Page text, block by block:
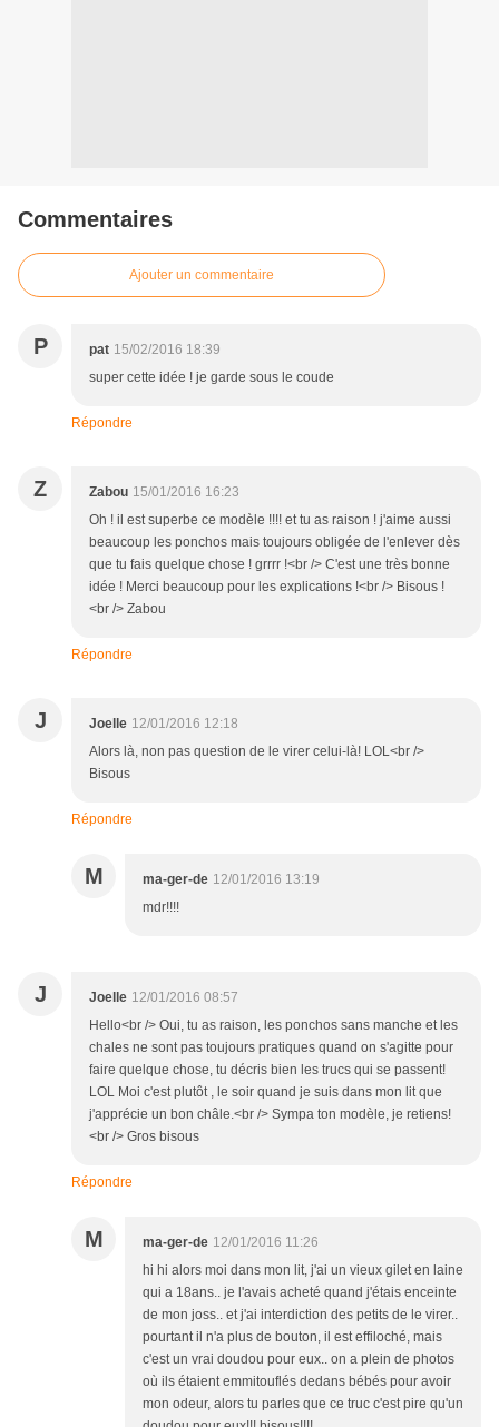
Commentaires
Ajouter un commentaire
P pat 15/02/2016 18:39
super cette idée ! je garde sous le coude
Répondre
Z Zabou 15/01/2016 16:23
Oh ! il est superbe ce modèle !!!! et tu as raison ! j'aime aussi
beaucoup les ponchos mais toujours obligée de l'enlever dès
que tu fais quelque chose ! grrrr !<br /> C'est une très bonne
idée ! Merci beaucoup pour les explications !<br /> Bisous !
<br /> Zabou
Répondre
J Joelle 12/01/2016 12:18
Alors là, non pas question de le virer celui-là! LOL<br />
Bisous
Répondre
M ma-ger-de 12/01/2016 13:19
mdr!!!!
J Joelle 12/01/2016 08:57
Hello<br /> Oui, tu as raison, les ponchos sans manche et les
chales ne sont pas toujours pratiques quand on s'agitte pour
faire quelque chose, tu décris bien les trucs qui se passent!
LOL Moi c'est plutôt , le soir quand je suis dans mon lit que
j'apprécie un bon châle.<br /> Sympa ton modèle, je retiens!
<br /> Gros bisous
Répondre
M ma-ger-de 12/01/2016 11:26
hi hi alors moi dans mon lit, j'ai un vieux gilet en laine
qui a 18ans.. je l'avais acheté quand j'étais enceinte
de mon joss.. et j'ai interdiction des petits de le virer..
pourtant il n'a plus de bouton, il est effiloché, mais
c'est un vrai doudou pour eux.. on a plein de photos
où ils étaient emmitouflés dedans bébés pour avoir
mon odeur, alors tu parles que ce truc c'est pire qu'un